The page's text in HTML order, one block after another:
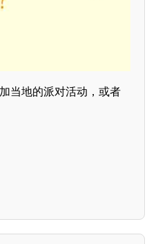
当地的派对活动，或者